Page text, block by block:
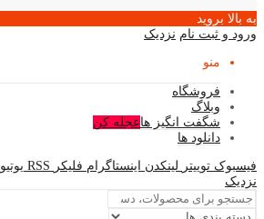
به بالا بروید
ورود و ثبت نام نزدیک
منو
فروشگاه
وبلاگ
شگفت انگیز هاعجله کن
دانلود ها
فیسبوک توییتر لینکدن اینستاگرام فلیکر RSS
نزدیک